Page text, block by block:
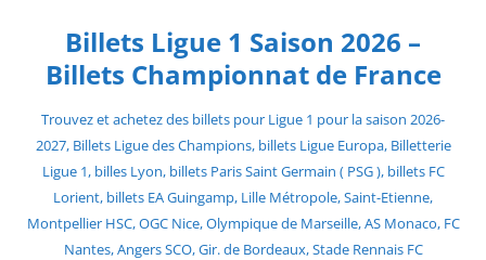
contentBillets Ligue 1 Saison 2026 –
Billets Championnat de France
Trouvez et achetez des billets pour Ligue 1 pour la saison 2026-
2027, Billets Ligue des Champions, billets Ligue Europa, Billetterie
Ligue 1, billes Lyon, billets Paris Saint Germain ( PSG ), billets FC
Lorient, billets EA Guingamp, Lille Métropole, Saint-Etienne,
Montpellier HSC, OGC Nice, Olympique de Marseille, AS Monaco, FC
Nantes, Angers SCO, Gir. de Bordeaux, Stade Rennais FC